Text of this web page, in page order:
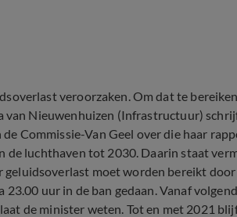
veroorzaken. Om dat te
Nieuwenhuizen (Infrastructuur)
Commissie-Van Geel over die haar
de luchthaven tot 2030. Daarin staat
moet worden bereikt
uur in de ban gedaan. Vanaf
de minister weten. Tot en met 2021